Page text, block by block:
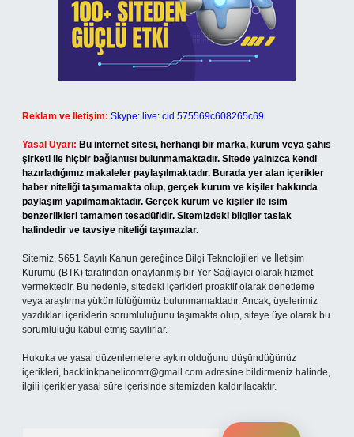
Reklam ve İletişim: Skype: live:.cid.575569c608265c69
Yasal Uyarı: Bu internet sitesi, herhangi bir marka, kurum veya şahıs
şirketi ile hiçbir bağlantısı bulunmamaktadır. Sitede yalnızca kendi
hazırladığımız makaleler paylaşılmaktadır. Burada yer alan içerikler
haber niteliği taşımamakta olup, gerçek kurum ve kişiler hakkında
paylaşım yapılmamaktadır. Gerçek kurum ve kişiler ile isim
benzerlikleri tamamen tesadüfidir. Sitemizdeki bilgiler taslak
halindedir ve tavsiye niteliği taşımazlar.
Sitemiz, 5651 Sayılı Kanun gereğince Bilgi Teknolojileri ve İletişim
Kurumu (BTK) tarafından onaylanmış bir Yer Sağlayıcı olarak hizmet
vermektedir. Bu nedenle, sitedeki içerikleri proaktif olarak denetleme
veya araştırma yükümlülüğümüz bulunmamaktadır. Ancak, üyelerimiz
yazdıkları içeriklerin sorumluluğunu taşımakta olup, siteye üye olarak bu
sorumluluğu kabul etmiş sayılırlar.
Hukuka ve yasal düzenlemelere aykırı olduğunu düşündüğünüz
içerikleri, backlinkpanelicomtr@gmail.com adresine bildirmeniz halinde,
ilgili içerikler yasal süre içerisinde sitemizden kaldırılacaktır.